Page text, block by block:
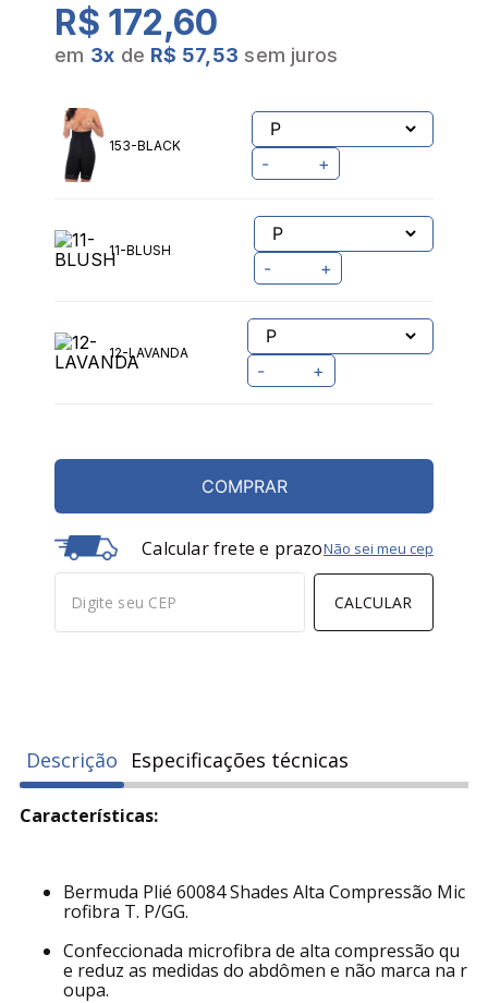
R$ 172,60
em 3x de R$ 57,53 sem juros
153-BLACK
- +
11-BLUSH
- +
12-LAVANDA
- +
COMPRAR
Calcular frete e prazo
CALCULAR
Não sei meu cep
Descrição Especificações técnicas
Características:
Bermuda Plié 60084 Shades Alta Compressão Mic
rofibra T. P/GG.
Confeccionada microfibra de alta compressão qu
e reduz as medidas do abdômen e não marca na r
oupa.